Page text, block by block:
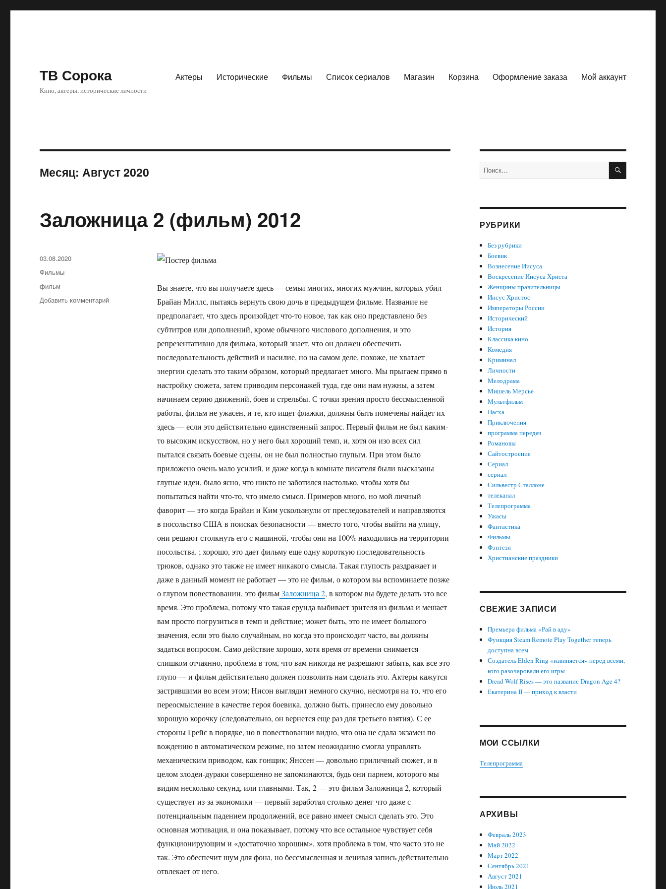
ТВ Сорока
Кино, актеры, исторические личности
Актеры Исторические Фильмы Список сериалов Магазин Корзина Оформление заказа Мой аккаунт
Месяц: Август 2020
Заложница 2 (фильм) 2012
Вы знаете, что вы получаете здесь — семьи многих, многих мужчин, которых убил
Брайан Миллс, пытаясь вернуть свою дочь в предыдущем фильме. Название не
предполагает, что здесь произойдет что-то новое, так как оно представлено без
субтитров или дополнений, кроме обычного числового дополнения, и это
репрезентативно для фильма, который знает, что он должен обеспечить
последовательность действий и насилие, но на самом деле, похоже, не хватает
энергии сделать это таким образом, который предлагает много. Мы прыгаем прямо в
настройку сюжета, затем приводим персонажей туда, где они нам нужны, а затем
начинаем серию движений, боев и стрельбы. С точки зрения просто бессмысленной
работы, фильм не ужасен, и те, кто ищет флажки, должны быть помечены найдет их
здесь — если это действительно единственный запрос. Первый фильм не был каким-
то высоким искусством, но у него был хороший темп, и, хотя он изо всех сил
пытался связать боевые сцены, он не был полностью глупым. При этом было
приложено очень мало усилий, и даже когда в комнате писателя были высказаны
глупые идеи, было ясно, что никто не заботился настолько, чтобы хотя бы
попытаться найти что-то, что имело смысл. Примеров много, но мой личный
фаворит — это когда Брайан и Ким ускользнули от преследователей и направляются
в посольство США в поисках безопасности — вместо того, чтобы выйти на улицу,
они решают столкнуть его с машиной, чтобы они на 100% находились на территории
посольства. ; хорошо, это дает фильму еще одну короткую последовательность
трюков, однако это также не имеет никакого смысла. Такая глупость раздражает и
даже в данный момент не работает — это не фильм, о котором вы вспоминаете позже
о глупом повествовании, это фильмЗаложница 2, в котором вы будете делать это все
время. Это проблема, потому что такая ерунда выбивает зрителя из фильма и мешает
вам просто погрузиться в темп и действие; может быть, это не имеет большого
значения, если это было случайным, но когда это происходит часто, вы должны
задаться вопросом. Само действие хорошо, хотя время от времени снимается
слишком отчаянно, проблема в том, что вам никогда не разрешают забыть, как все это
глупо — и фильм действительно должен позволить нам сделать это. Актеры кажутся
застрявшими во всем этом; Нисон выглядит немного скучно, несмотря на то, что его
переосмысление в качестве героя боевика, должно быть, принесло ему довольно
хорошую корочку (следовательно, он вернется еще раз для третьего взятия). С ее
стороны Грейс в порядке, но в повествовании видно, что она не сдала экзамен по
вождению в автоматическом режиме, но затем неожиданно смогла управлять
механическим приводом, как гонщик; Янссен — довольно приличный сюжет, и в
целом злодеи-дураки совершенно не запоминаются, будь они парнем, которого мы
видим несколько секунд, или главными. Так, 2 — это фильм Заложница 2, который
существует из-за экономики — первый заработал столько денег что даже с
потенциальным падением продолжений, все равно имеет смысл сделать это. Это
основная мотивация, и она показывает, потому что все остальное чувствует себя
функционирующим и «достаточно хорошим», хотя проблема в том, что часто это не
так. Это обеспечит шум для фона, но бессмысленная и ленивая запись действительно
отвлекает от него.
Опубликовано
03.08.2020
Рубрики
Фильмы
Метки
фильм
Добавить комментарий
Искать: ПОИСК
РУБРИКИ
Без рубрики
Боевик
Вознесение Иисуса
Воскресение Иисуса Христа
Женщины правительницы
Иисус Христос
Императоры России
Исторический
История
Классика кино
Комедия
Криминал
Личности
Мелодрама
Мишель Мерсье
Мультфильм
Пасха
Приключения
программа передач
Романовы
Сайтостроение
Сериал
сериал
Сильвестр Сталлоне
телеканал
Телепрограмма
Ужасы
Фантастика
Фильмы
Фэнтези
Христианские праздники
СВЕЖИЕ ЗАПИСИ
Премьера фильма «Рай в аду»
Функция Steam Remote Play Together теперь
доступна всем
Создатель Elden Ring «извиняется» перед всеми,
кого разочаровали его игры
Dread Wolf Rises — это название Dragon Age 4?
Екатерина II — приход к власти
МОИ ССЫЛКИ
Телепрограмма
АРХИВЫ
Февраль 2023
Май 2022
Март 2022
Сентябрь 2021
Август 2021
Июль 2021